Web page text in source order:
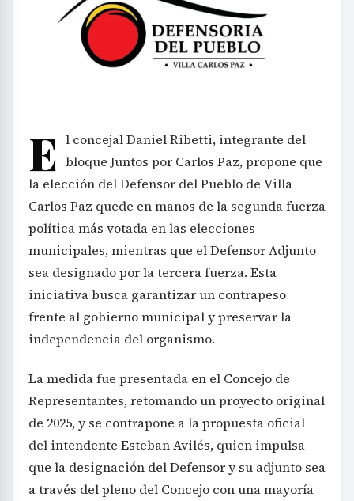
E l concejal Daniel Ribetti, integrante del
bloque Juntos por Carlos Paz, propone que
la elección del Defensor del Pueblo de Villa
Carlos Paz quede en manos de la segunda fuerza
política más votada en las elecciones
municipales, mientras que el Defensor Adjunto
sea designado por la tercera fuerza. Esta
iniciativa busca garantizar un contrapeso
frente al gobierno municipal y preservar la
independencia del organismo.
La medida fue presentada en el Concejo de
Representantes, retomando un proyecto original
de 2025, y se contrapone a la propuesta oficial
del intendente Esteban Avilés, quien impulsa
que la designación del Defensor y su adjunto sea
a través del pleno del Concejo con una mayoría